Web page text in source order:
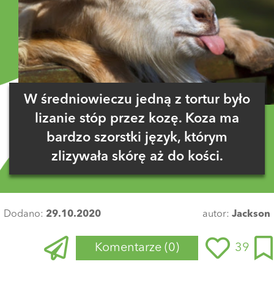
W średniowieczu jedną z tortur było
lizanie stóp przez kozę. Koza ma
bardzo szorstki język, którym
zlizywała skórę aż do kości.
Dodano: 29.10.2020 autor: Jackson
Komentarze (0) 39